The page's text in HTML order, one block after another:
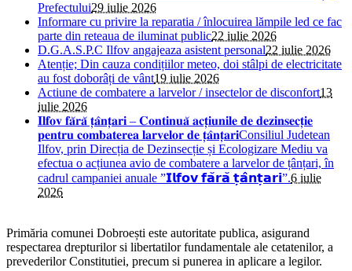
Prefectului29 iulie 2026
Informare cu privire la reparatia / înlocuirea lămpile led ce fac
parte din reteaua de iluminat public22 iulie 2026
D.G.A.S.P.C Ilfov angajeaza asistent personal22 iulie 2026
Atenție; Din cauza condițiilor meteo, doi stâlpi de electricitate
au fost doborâți de vânt19 iulie 2026
Actiune de combatere a larvelor / insectelor de disconfort13
iulie 2026
𝐈𝐥𝐟𝐨𝐯 𝐟𝐚̆𝐫𝐚̆ 𝐭̦𝐚̂𝐧𝐭̦𝐚𝐫𝐢 – 𝐂𝐨𝐧𝐭𝐢𝐧𝐮𝐚̆ 𝐚𝐜𝐭̦𝐢𝐮𝐧𝐢𝐥𝐞 𝐝𝐞 𝐝𝐞𝐳𝐢𝐧𝐬𝐞𝐜𝐭̦𝐢𝐞
𝐩𝐞𝐧𝐭𝐫𝐮 𝐜𝐨𝐦𝐛𝐚𝐭𝐞𝐫𝐞𝐚 𝐥𝐚𝐫𝐯𝐞𝐥𝐨𝐫 𝐝𝐞 𝐭̦𝐚̂𝐧𝐭̦𝐚𝐫𝐢Consiliul Judetean
Ilfov, prin Direcția de Dezinsecție și Ecologizare Mediu va
efectua o acțiunea avio de combatere a larvelor de țânțari, în
cadrul campaniei anuale ”𝗜𝗹𝗳𝗼𝘃 𝗳𝗮̆𝗿𝗮̆ 𝘁̦𝗮̂𝗻𝘁̦𝗮𝗿𝗶”.6 iulie
2026
Primăria comunei Dobroești este autoritate publica, asigurand
respectarea drepturilor si libertatilor fundamentale ale cetatenilor, a
prevederilor Constitutiei, precum si punerea in aplicare a legilor.